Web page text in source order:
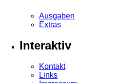
Ausgaben
Extras
Interaktiv
Kontakt
Links